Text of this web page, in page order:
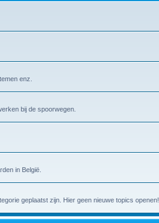
enz.
bij de spoorwegen.
in België.
geplaatst zijn. Hier geen nieuwe topics openen!